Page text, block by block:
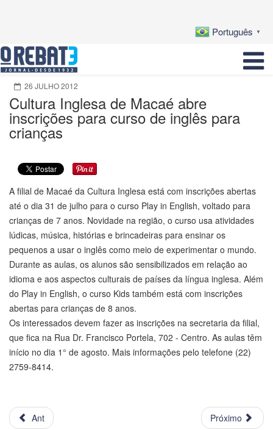
Português ▼
26 JULHO 2012
Cultura Inglesa de Macaé abre
inscrições para curso de inglês para
crianças
A filial de Macaé da Cultura Inglesa está com inscrições abertas
até o dia 31 de julho para o curso Play in English, voltado para
crianças de 7 anos. Novidade na região, o curso usa atividades
lúdicas, música, histórias e brincadeiras para ensinar os
pequenos a usar o inglês como meio de experimentar o mundo.
Durante as aulas, os alunos são sensibilizados em relação ao
idioma e aos aspectos culturais de países da língua inglesa. Além
do Play in English, o curso Kids também está com inscrições
abertas para crianças de 8 anos.
Os interessados devem fazer as inscrições na secretaria da filial,
que fica na Rua Dr. Francisco Portela, 702 - Centro. As aulas têm
início no dia 1° de agosto. Mais informações pelo telefone (22)
2759-8414.
Ant Próximo